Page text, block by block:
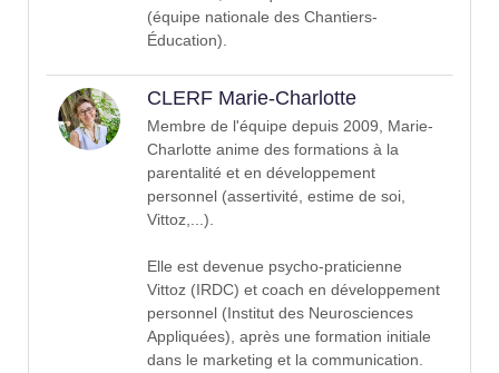
(équipe nationale des Chantiers-
Éducation).
CLERF Marie-Charlotte
Membre de l'équipe depuis 2009, Marie-
Charlotte anime des formations à la
parentalité et en développement
personnel (assertivité, estime de soi,
Vittoz,...).
Elle est devenue psycho-praticienne
Vittoz (IRDC) et coach en développement
personnel (Institut des Neurosciences
Appliquées), après une formation initiale
dans le marketing et la communication.